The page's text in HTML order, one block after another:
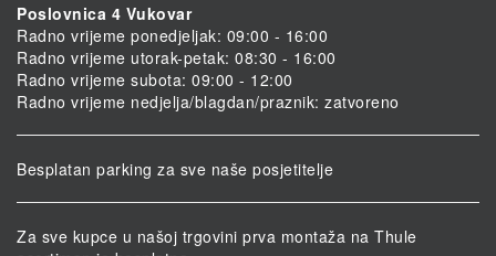
Poslovnica 4 Vukovar
Radno vrijeme ponedjeljak: 09:00 - 16:00
Radno vrijeme utorak-petak: 08:30 - 16:00
Radno vrijeme subota: 09:00 - 12:00
Radno vrijeme nedjelja/blagdan/praznik: zatvoreno
Besplatan parking za sve naše posjetitelje
Za sve kupce u našoj trgovini prva montaža na Thule